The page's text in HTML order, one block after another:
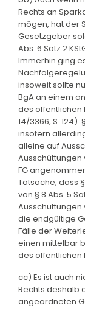
Rechts an
mögen, hat der
Gesetzgeber
Abs. 6 Satz 2
Immerhin ging
insoweit sollte
BgA an einem
des öffentlichen
14/3366, S. 124).
insofern
alleine auf
FG
Tatsache, dass
von § 8 Abs. 5
die endgültige
Fälle der
einen mittelbar
des öffentlichen
cc) Es ist auch
Rechts deshalb
angeordneten